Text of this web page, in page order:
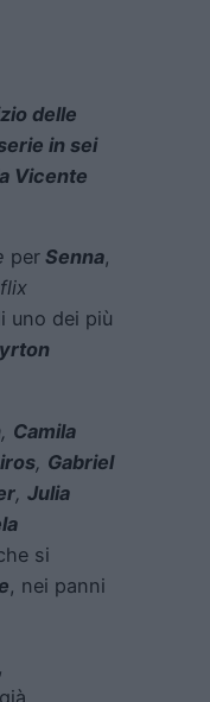
delle
in sei
Vicente
per Senna,
uno dei più
, Camila
, Gabriel
, Julia
si
, nei panni
già